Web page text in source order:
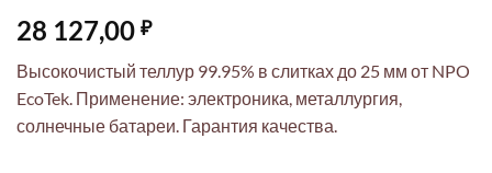
28 127,00 ₽
Высокочистый теллур 99.95% в слитках до 25 мм от NPO
EcoTek. Применение: электроника, металлургия,
солнечные батареи. Гарантия качества.